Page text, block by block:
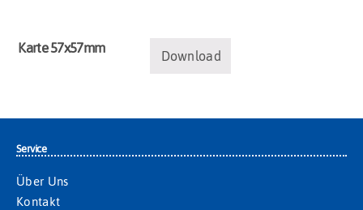
Karte 57x57mm Download
Service
Über Uns
Kontakt